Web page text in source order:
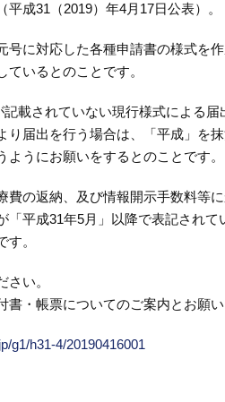
成31（2019）年4月17日公表）。
号に対応した各種申請書の様式を
いるとのことです。
載されていない現行様式による
り届出を行う場合は、「平成」を
ようにお願いをするとのことです。
費の返納、及び情報開示手数料等
「平成31年5月」以降で表記され
。
い。
書・帳票についてのご案内とお願い
g1/h31-4/20190416001